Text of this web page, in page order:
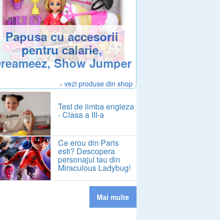
Papusa cu accesorii
pentru calarie,
Show Jumper
› vezi produse din shop
Test de limba engleza
- Clasa a III-a
Ce erou din Paris
esti? Descopera
personajul tau din
Miraculous Ladybug!
Mai multe